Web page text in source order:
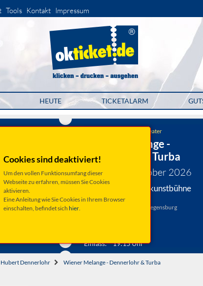
Tools Kontakt Impressum
HEUTE TICKETALARM
Cookies sind deaktiviert!
Um den vollen Funktionsumfang dieser
Webseite zu erfahren, müssen Sie Cookies
aktivieren.
Eine Anleitung wie Sie Cookies in Ihrem Browser
einschalten, befindet sich hier.
Kleinkunstbühne Statt-Theater
Wiener Melange -
Dennerlohr & Turba
Freitag 23. Oktober 2026
Regensburg, Kleinkunstbühne
STATT-THEATER
Winklergasse 16, 93047 Regensburg
Einlass: 19:15 Uhr
Hubert Dennerlohr
Wiener Melange - Dennerlohr & Turba